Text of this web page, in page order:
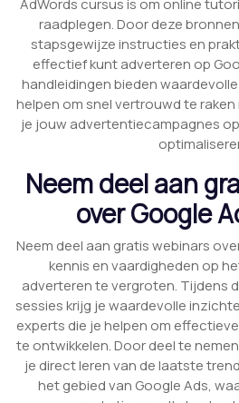
raadplegen. Door deze
stapsgewijze instructies en
effectief kunt adverteren op
handleidingen bieden
helpen om snel vertrouwd te
je jouw advertentiecampagnes
Neem deel aan
over Google
Neem deel aan gratis webinars
kennis en vaardigheden op
adverteren te vergroten. Tijdens
sessies krijg je waardevolle
experts die je helpen om
te ontwikkelen. Door deel te
je direct leren van de laatste
het gebied van Google Ads,